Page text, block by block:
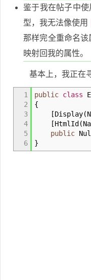
鉴于我在帖子中使
型，我无法像使用
那样完全重命名
映射回我的属性。
基本上，我正在
1
2
3
4
5
6
public class
{
[Display(
[HtmlId (
public
}